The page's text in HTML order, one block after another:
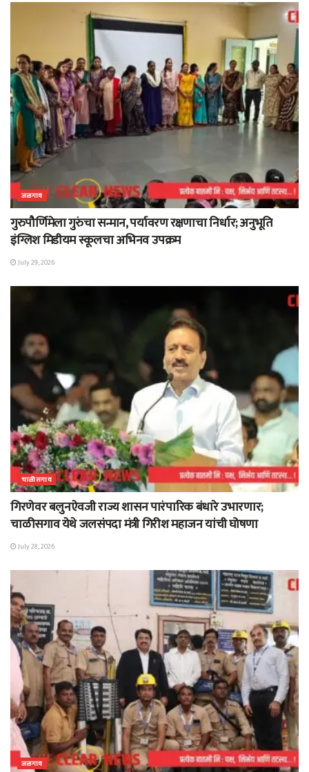
जळगाव
गुरुपौर्णिमेला गुरुंचा सन्मान, पर्यावरण रक्षणाचा निर्धार; अनुभूति
इंग्लिश मिडीयम स्कूलचा अभिनव उपक्रम
July 29, 2026
चाळीसगाव
गिरणेवर बलुनऐवजी राज्य शासन पारंपारिक बंधारे उभारणार;
चाळीसगाव येथे जलसंपदा मंत्री गिरीश महाजन यांची घोषणा
July 28, 2026
जळगाव